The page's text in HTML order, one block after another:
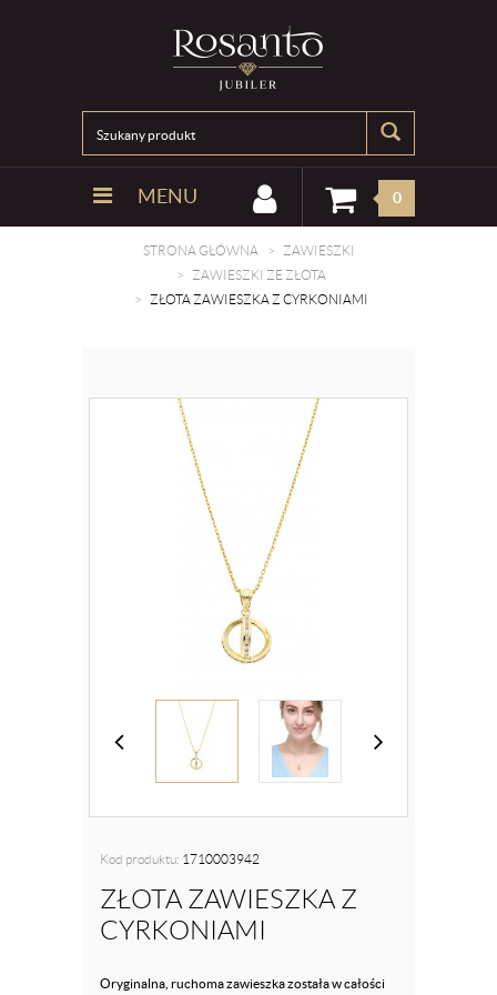
MENU 0
STRONA GŁÓWNA
ZAWIESZKI
ZAWIESZKI ZE ZŁOTA
ZŁOTA ZAWIESZKA Z CYRKONIAMI
Kod produktu: 1710003942
ZŁOTA ZAWIESZKA Z
CYRKONIAMI
Oryginalna, ruchoma zawieszka została w całości